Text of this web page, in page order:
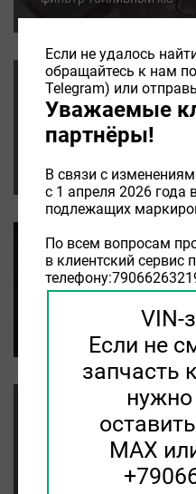
ТОПЛИВНЫЙ
01.08.2026
воздушный
01.08.2026
воздушный фильтр kia rio
фильтр
фильтр воздушный kia
Если не удалось
обращайтесь к нам
Telegram) или
Уважаемые
партнёры!
В связи с
с 1 апреля 2026 года
подлежащих
По всем вопросам
в клиентский сервис
VIN-
Если не
запчасть
MAX